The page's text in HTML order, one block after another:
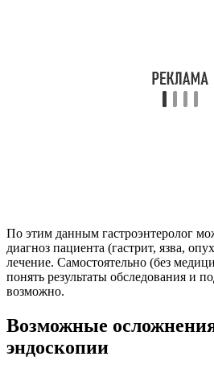
По этим данным гастроэнтеролог
диагноз пациента (гастрит, язва,
лечение. Самостоятельно (без
понять результаты обследования и
возможно.
Возможные
эндоскопии